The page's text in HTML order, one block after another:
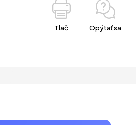
Tlač Opýtať sa